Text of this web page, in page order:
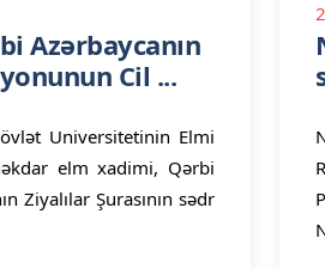
Azərbaycanın
Cil ...
Universitetinin Elmi
elm xadimi, Qərbi
Ziyalılar Şurasının sədr